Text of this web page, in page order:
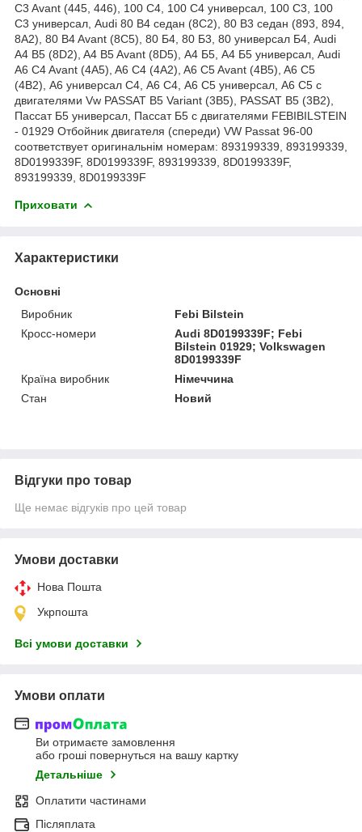
C3 Avant (445, 446), 100 С4, 100 С4 универсал, 100 С3, 100
С3 универсал, Audi 80 B4 седан (8C2), 80 B3 седан (893, 894,
8A2), 80 B4 Avant (8C5), 80 Б4, 80 Б3, 80 универсал Б4, Audi
A4 B5 (8D2), A4 B5 Avant (8D5), А4 Б5, А4 Б5 универсал, Audi
A6 C4 Avant (4A5), A6 C4 (4A2), A6 C5 Avant (4B5), A6 C5
(4B2), А6 универсал С4, А6 С4, А6 С5 универсал, А6 С5 с
двигателями Vw PASSAT B5 Variant (3B5), PASSAT B5 (3B2),
Пассат Б5 универсал, Пассат Б5 с двигателями FEBIBILSTEIN
- 01929 Отбойник двигателя (спереди) VW Passat 96-00
соответствует оригинальнім номерам: 893199339, 893199339,
8D0199339F, 8D0199339F, 893199339, 8D0199339F,
893199339, 8D0199339F
Приховати
Характеристики
Основні
Виробник
Febi Bilstein
Кросс-номери
Audi 8D0199339F; Febi
Bilstein 01929; Volkswagen
8D0199339F
Країна виробник
Німеччина
Стан
Новий
Відгуки про товар
Ще немає відгуків про цей товар
Умови доставки
Нова Пошта
Укрпошта
Всі умови доставки
Умови оплати
Ви отримаєте замовлення
або гроші повернуться на вашу картку
Детальніше
Оплатити частинами
Післяплата